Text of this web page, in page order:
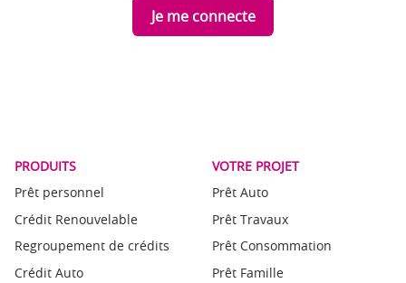
Je me connecte
PRODUITS
Prêt personnel
Crédit Renouvelable
Regroupement de crédits
Crédit Auto
VOTRE PROJET
Prêt Auto
Prêt Travaux
Prêt Consommation
Prêt Famille